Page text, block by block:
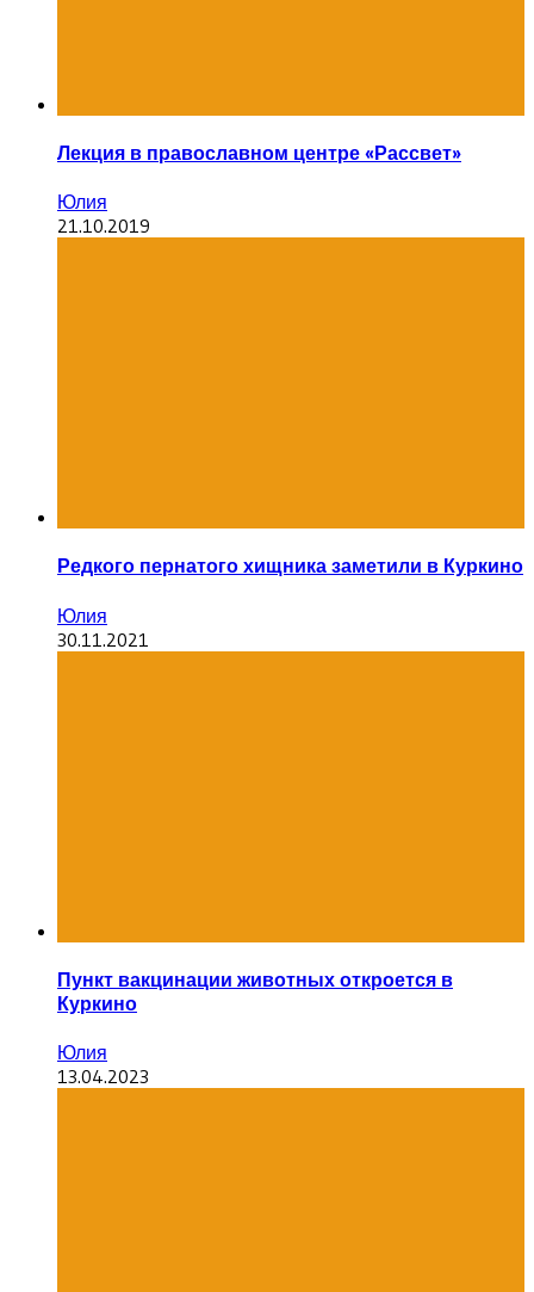
Лекция в православном центре «Рассвет»
Юлия
21.10.2019
Редкого пернатого хищника заметили в Куркино
Юлия
30.11.2021
Пункт вакцинации животных откроется в
Куркино
Юлия
13.04.2023